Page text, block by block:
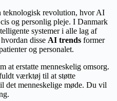
teknologisk revolution, hvor AI
og personlig pleje. I Danmark
systemer i alle lag af
disse AI trends former
og personalet.
at erstatte menneskelig omsorg.
værktøj til at støtte
det menneskelige møde. Du vil